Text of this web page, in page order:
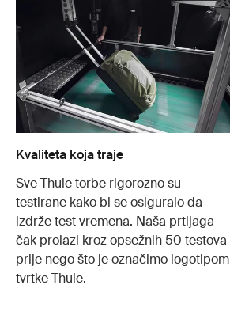
Kvaliteta koja traje
Sve Thule torbe rigorozno su
testirane kako bi se osiguralo da
izdrže test vremena. Naša prtljaga
čak prolazi kroz opsežnih 50 testova
prije nego što je označimo logotipom
tvrtke Thule.